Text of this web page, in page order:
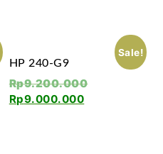
Sale!
HP 240-G9
Rp9.200.000
Rp9.000.000